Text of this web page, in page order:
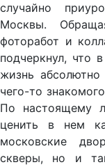
случайно
Москвы.
фоторабот и
подчеркнул, что
жизнь
чего-то
По настоящему
ценить в нем
московские
скверы, но и